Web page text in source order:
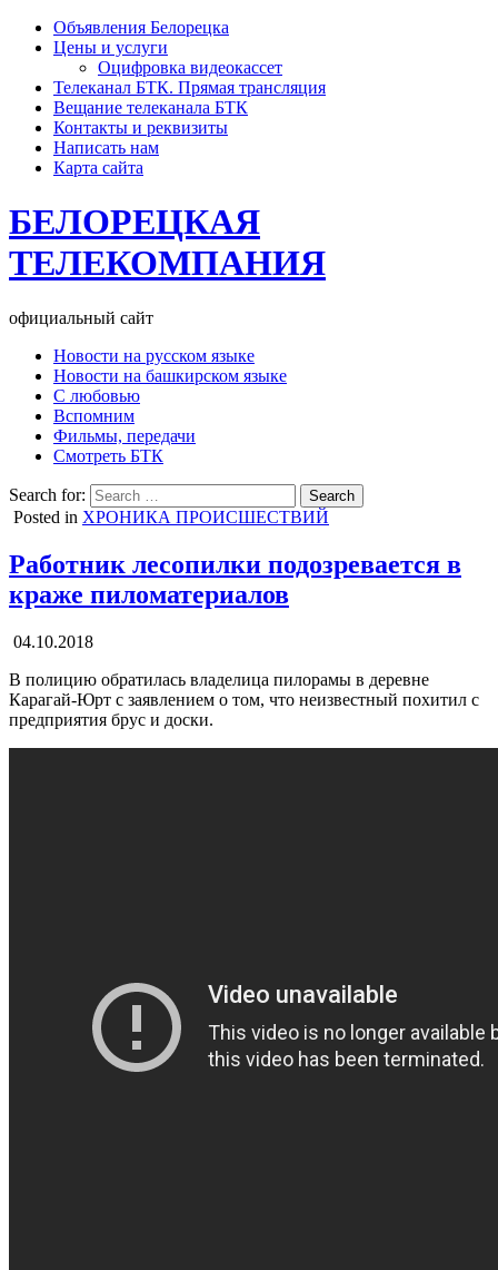
Объявления Белорецка
Цены и услуги
Оцифровка видеокассет
Телеканал БТК. Прямая трансляция
Вещание телеканала БТК
Контакты и реквизиты
Написать нам
Карта сайта
БЕЛОРЕЦКАЯ
ТЕЛЕКОМПАНИЯ
официальный сайт
Новости на русском языке
Новости на башкирском языке
С любовью
Вспомним
Фильмы, передачи
Смотреть БТК
Search for:
Posted in ХРОНИКА ПРОИСШЕСТВИЙ
Работник лесопилки подозревается в
краже пиломатериалов
04.10.2018
В полицию обратилась владелица пилорамы в деревне
Карагай-Юрт с заявлением о том, что неизвестный похитил с
предприятия брус и доски.